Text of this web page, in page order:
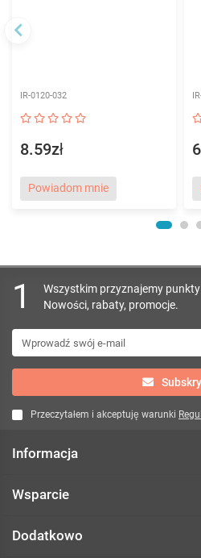
IR-0120-032
8.59zł
Powiadom mnie
1
Wszystkim przyznajemy
Nowości, rabaty, promocje.
Przeczytałem i akceptuję warunki
Informacja
Wsparcie
Dodatkowo